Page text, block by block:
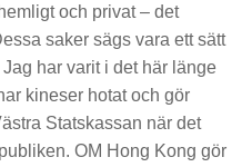
och privat – det
saker sägs vara ett sätt
har varit i det här länge
kineser hotat och gör
Statskassan när det
OM Hong Kong gör